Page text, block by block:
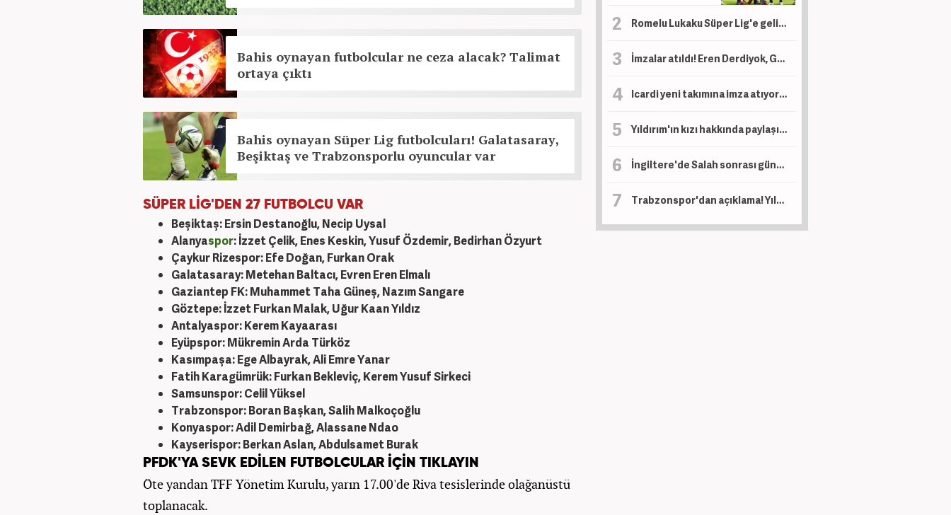
Bahis oynayan futbolcular ne ceza alacak? Talimat
ortaya çıktı
Bahis oynayan Süper Lig futbolcuları! Galatasaray,
Beşiktaş ve Trabzonsporlu oyuncular var
SÜPER LİG'DEN 27 FUTBOLCU VAR
Beşiktaş: Ersin Destanoğlu, Necip Uysal
Alanyaspor: İzzetÇelik, Enes Keskin, Yusuf Özdemir, Bedirhan Özyurt
Çaykur Rizespor: Efe Doğan, Furkan Orak
Galatasaray: Metehan Baltacı, Evren Eren Elmalı
Gaziantep FK: Muhammet Taha Güneş, Nazım Sangare
Göztepe:İzzet Furkan Malak, Uğur Kaan Yıldız
Antalyaspor: Kerem Kayaarası
Eyüpspor: Mükremin Arda Türköz
Kasımpaşa: Ege Albayrak, Ali Emre Yanar
Fatih Karagümrük: Furkan Bekleviç, Kerem Yusuf Sirkeci
Samsunspor: Celil Yüksel
Trabzonspor: Boran Başkan, Salih Malkoçoğlu
Konyaspor: Adil Demirbağ, Alassane Ndao
Kayserispor: Berkan Aslan, Abdulsamet Burak
PFDK'YA SEVK EDİLEN FUTBOLCULAR İÇİN TIKLAYIN
Öte yandan TFF Yönetim Kurulu, yarın 17.00'de Riva tesislerinde olağanüstü
toplanacak.
Romelu Lukaku Süper Lig'e geliyor mu? Beşiktaş ve Fenerbahçe detayı
İmzalar atıldı! Eren Derdiyok, Galatasaray'da göreve getirildi
Icardi yeni takımına imza atıyor! Ev bakmaya bile başladı
Yıldırım'ın kızı hakkında paylaşım yapan şahıs için tutuklama talebi!
İngiltere'de Salah sonrası gündem Türkiye: Süper Lig, Suudi Arabistan'a rakip oldu!
Trabzonspor'dan açıklama! Yıldız oyuncu operasyon geçirdi